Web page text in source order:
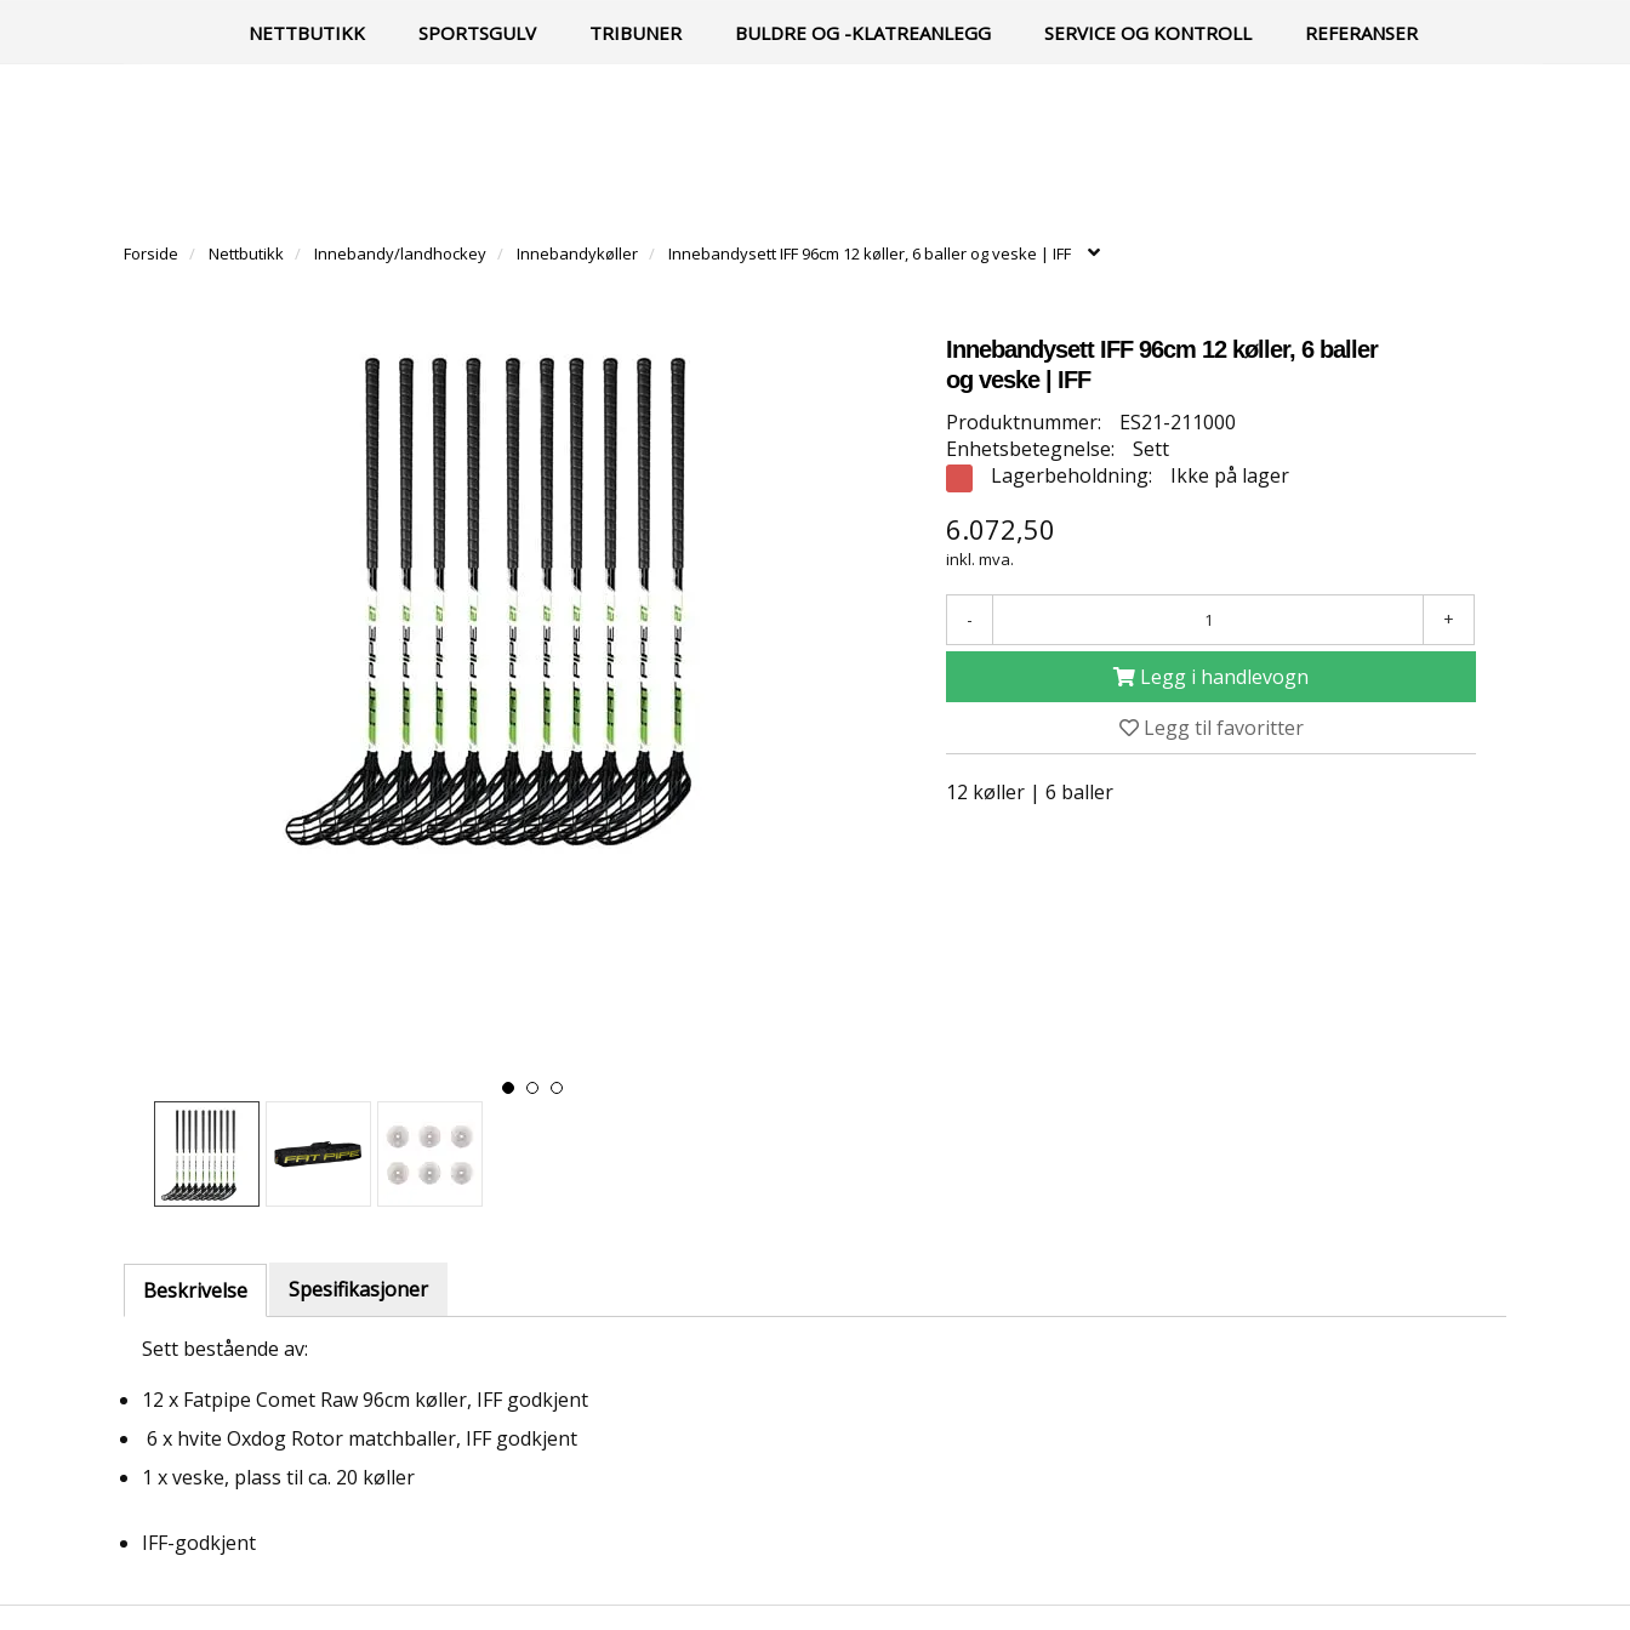
Til vår facebook-side| Kontakt Min side Infosenter Favoritter
NETTBUTIKK SPORTSGULV TRIBUNER BULDRE OG -KLATREANLEGG SERVICE OG KONTROLL REFERANSER
Forside Nettbutikk Innebandy/landhockey Innebandykøller Innebandysett IFF 96cm 12 køller, 6 baller og veske | IFF
Innebandysett IFF 96cm 12 køller, 6 baller
og veske | IFF
Produktnummer:
ES21-211000
Enhetsbetegnelse:
Sett
Lagerbeholdning:
Ikke på lager
6.072,50
inkl. mva.
- +
Legg i handlevogn
Legg til favoritter
12 køller | 6 baller
Beskrivelse Spesifikasjoner
Sett bestående av:
12 x Fatpipe Comet Raw 96cm køller, IFF godkjent
6 x hvite Oxdog Rotor matchballer, IFF godkjent
1 x veske, plass til ca. 20 køller
IFF-godkjent